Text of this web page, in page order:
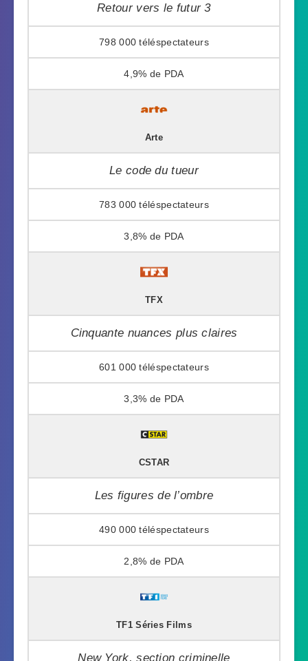
Retour vers le futur 3
798 000
4,9%
Arte
Le code du tueur
783 000
3,8%
TFX
Cinquante nuances plus claires
601 000
3,3%
CSTAR
Les figures de l’ombre
490 000
2,8%
TF1 Séries Films
New York, section criminelle